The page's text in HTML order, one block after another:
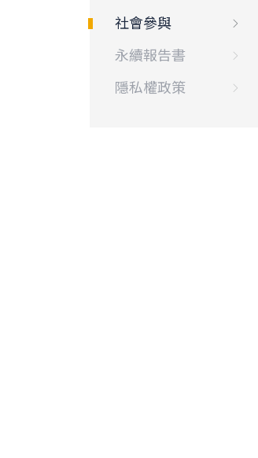
社會參與
永續報告書
隱私權政策